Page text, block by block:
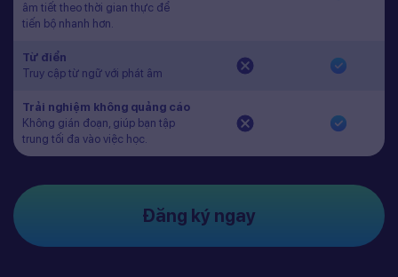
âm tiết theo thời gian thực để
tiến bộ nhanh hơn.
Từ điển
Truy cập từ ngữ với phát âm
Trải nghiệm không quảng cáo
Không gián đoạn, giúp bạn tập
trung tối đa vào việc học.
Đăng ký ngay